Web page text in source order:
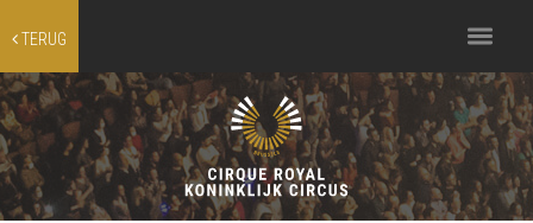
TERUG
Toggle
navigation